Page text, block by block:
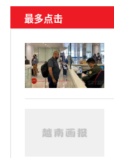
最多点击